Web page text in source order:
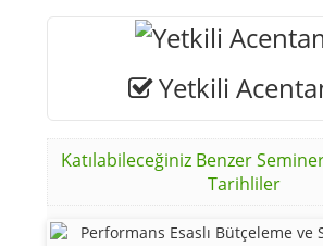
Yetkili
Katılabileceğiniz Benzer
Tarihliler